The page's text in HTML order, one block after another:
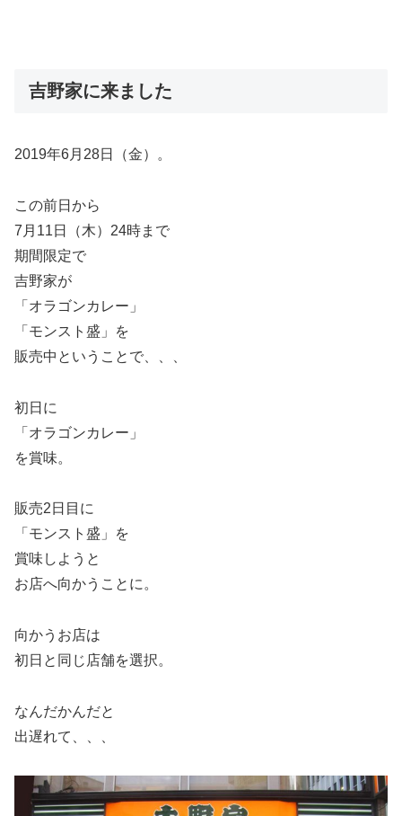
吉野家に来ました
2019年6月28日（金）。
この前日から
7月11日（木）24時まで
期間限定で
吉野家が
「オラゴンカレー」
「モンスト盛」を
販売中ということで、、、
初日に
「オラゴンカレー」
を賞味。
販売2日目に
「モンスト盛」を
賞味しようと
お店へ向かうことに。
向かうお店は
初日と同じ店舗を選択。
なんだかんだと
出遅れて、、、